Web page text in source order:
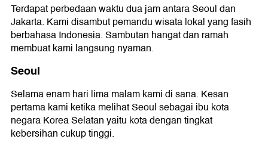
Terdapat perbedaan waktu dua jam antara Seoul dan
Jakarta. Kami disambut pemandu wisata lokal yang fasih
berbahasa Indonesia. Sambutan hangat dan ramah
membuat kami langsung nyaman.
Seoul
Selama enam hari lima malam kami di sana. Kesan
pertama kami ketika melihat Seoul sebagai ibu kota
negara Korea Selatan yaitu kota dengan tingkat
kebersihan cukup tinggi.